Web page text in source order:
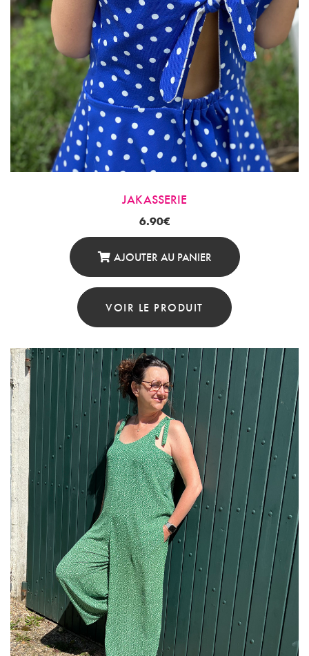
JAKASSERIE
6.90€
AJOUTER AU PANIER
VOIR LE PRODUIT